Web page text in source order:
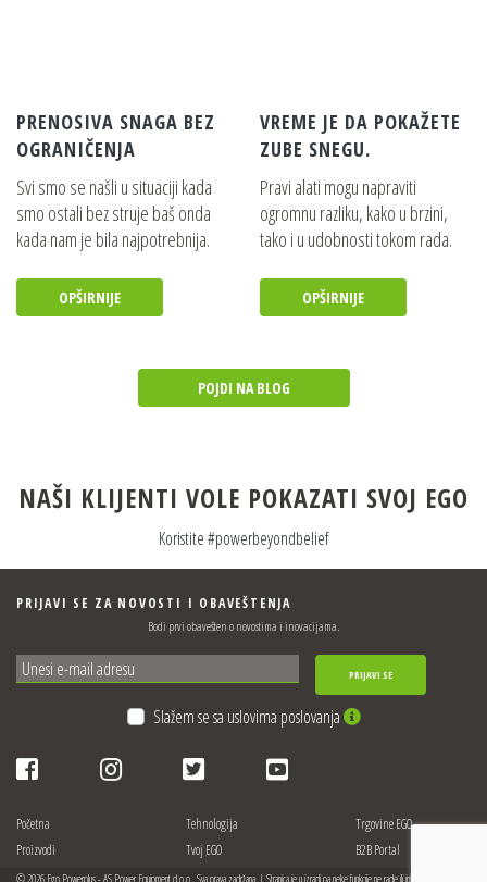
PRENOSIVA SNAGA BEZ
OGRANIČENJA
Svi smo se našli u situaciji kada
smo ostali bez struje baš onda
kada nam je bila najpotrebnija.
OPŠIRNIJE
VREME JE DA POKAŽETE
ZUBE SNEGU.
Pravi alati mogu napraviti
ogromnu razliku, kako u brzini,
tako i u udobnosti tokom rada.
OPŠIRNIJE
POJDI NA BLOG
NAŠI KLIJENTI VOLE POKAZATI SVOJ EGO
Koristite #powerbeyondbelief
PRIJAVI SE ZA NOVOSTI I OBAVEŠTENJA
Bodi prvi obavešten o novostima i inovacijama.
PRIJAVI SE
Slažem se sa uslovima poslovanja
Početna
Proizvodi
Tehnologija
Tvoj EGO
Trgovine EGO
B2B Portal
© 2026 Ego Powerplus - AS Power Equipment d.o.o.. Sva prava zadržana. | Stranica je u izradi pa neke funkcije ne rade ili informacije mogu